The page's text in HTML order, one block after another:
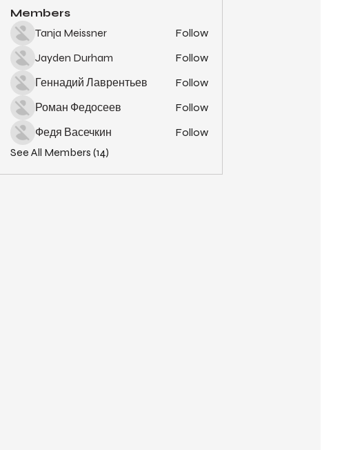
Members
Tanja Meissner
Follow
Jayden Durham
Follow
Геннадий Лаврентьев
Follow
Роман Федосеев
Follow
Федя Васечкин
Follow
See All Members (14)